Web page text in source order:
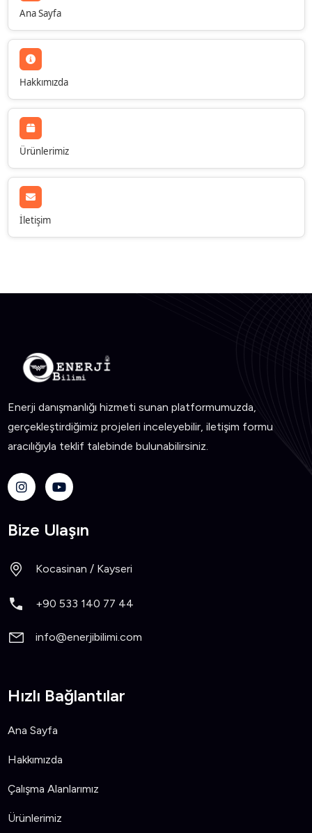
Ana Sayfa
Hakkımızda
Ürünlerimiz
İletişim
Enerji danışmanlığı hizmeti sunan platformumuzda,
gerçekleştirdiğimiz projeleri inceleyebilir, iletişim formu
aracılığıyla teklif talebinde bulunabilirsiniz.
Bize Ulaşın
Kocasinan / Kayseri
+90 533 140 77 44
info@enerjibilimi.com
Hızlı Bağlantılar
Ana Sayfa
Hakkımızda
Çalışma Alanlarımız
Ürünlerimiz